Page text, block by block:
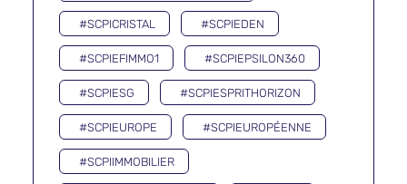
#SCPICRISTAL #SCPIEDEN
#SCPIEFIMMO1 #SCPIEPSILON360
#SCPIESG #SCPIESPRITHORIZON
#SCPIEUROPE #SCPIEUROPÉENNE
#SCPIIMMOBILIER